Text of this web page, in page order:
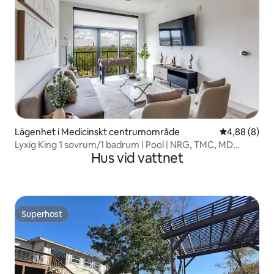
Lägenhet i Medicinskt centrumområde 4,88 av 5 i
4,88 (8)
Lyxig King 1 sovrum/1 badrum | Pool | NRG, TMC, MD
Hus vid vattnet
Superhost
Superhost